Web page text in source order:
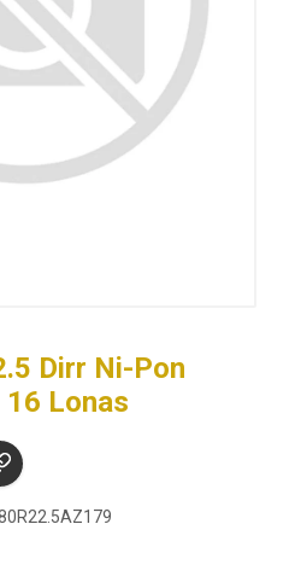
Dirr Ni-Pon
Lonas